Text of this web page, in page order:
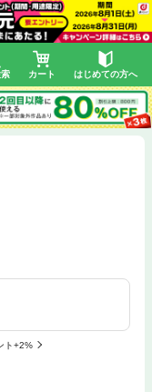
カート はじめての方へ
ト+2%